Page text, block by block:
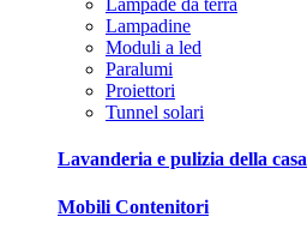
Lampade da terra
Lampadine
Moduli a led
Paralumi
Proiettori
Tunnel solari
Lavanderia e pulizia della casa
Mobili Contenitori